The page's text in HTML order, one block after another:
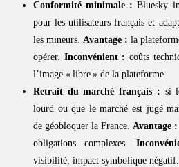
Conformité minimale : Bluesky
pour les utilisateurs français et
les mineurs. Avantage : la
opérer. Inconvénient : coûts
l’image « libre » de la plateforme.
Retrait du marché français : si
lourd ou que le marché est jugé
de géobloquer la France.Avantage :
obligations complexes.
visibilité, impact symbolique négatif.